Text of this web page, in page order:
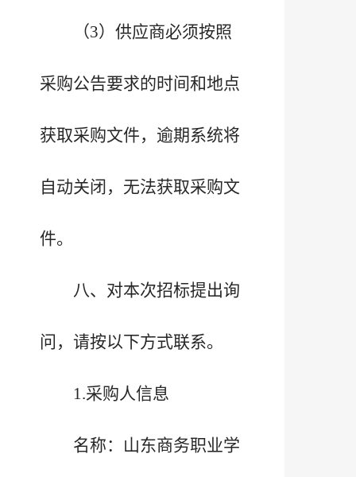
（3）供应商必须按照
采购公告要求的时间和地点
获取采购文件，逾期系统将
自动关闭，无法获取采购文
件。
八、对本次招标提出询
问，请按以下方式联系。
1.采购人信息
名称：山东商务职业学